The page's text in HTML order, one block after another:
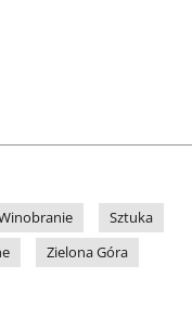
Sztuka
Zielona Góra